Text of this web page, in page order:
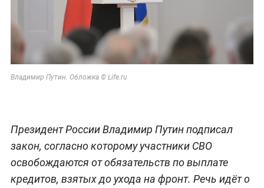
Владимир Путин. Обложка © Life.ru
Президент России Владимир Путин подписал
закон, согласно которому участники СВО
освобождаются от обязательств по выплате
кредитов, взятых до ухода на фронт. Речь идёт о